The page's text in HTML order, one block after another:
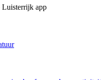
Luisterrijk app